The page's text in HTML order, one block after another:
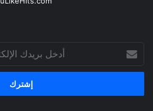
أدخل
بريدك
الإلكتروني